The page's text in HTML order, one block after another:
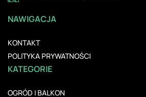
NAWIGACJA
KONTAKT
POLITYKA PRYWATNOŚCI
KATEGORIE
OGRÓD I BALKON